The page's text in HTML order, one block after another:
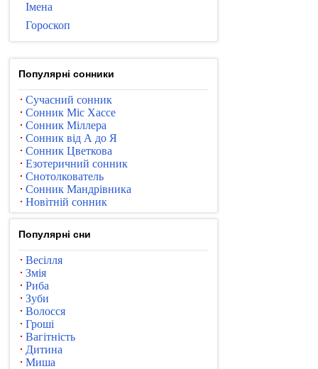
Імена
Гороскоп
Популярні сонники
Сучасний сонник
Сонник Міс Хассе
Сонник Міллера
Сонник від А до Я
Сонник Цветкова
Езотеричний сонник
Снотолкователь
Сонник Мандрівника
Новітній сонник
Популярні сни
Весілля
Змія
Риба
Зуби
Волосся
Гроші
Вагітність
Дитина
Миша